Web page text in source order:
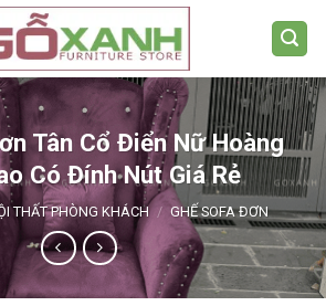
Tân Cổ Điển Nữ Hoàng
Có Đính Nút Giá Rẻ
THẤT PHÒNG KHÁCH / GHẾ SOFA ĐƠN